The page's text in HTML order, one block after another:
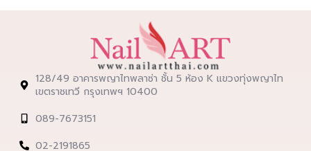
128/49 อาคารพญาไทพลาซ่า ชั้น 5 ห้อง K แขวงทุ่งพญาไท
เขตราชเทวี กรุงเทพฯ 10400
089-7673151
02-2191865